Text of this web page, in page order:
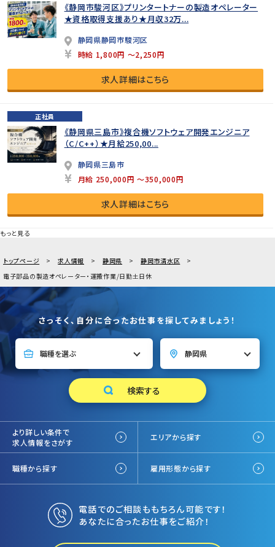
《静岡市駿河区》プリンタートナーの製造オペレーター
★資格取得支援あり★月収32万...
静岡県静岡市駿河区
時給 1,800円 ～2,250円
求人詳細はこちら
正社員
《静岡県三島市》複合機ソフトウェア開発エンジニア
（C/C++）★月給250,00...
静岡県三島市
月給 250,000円 ～350,000円
求人詳細はこちら
もっと見る
トップページ 求人情報 静岡県
静岡市清水区
電子部品の製造オペレーター・運搬作業/日勤土日休
さっそく、自分に合ったお仕事を探してみましょう！
より詳しい条件で
求人情報をさがす
エリアから探す
職種から探す 雇用形態から探す
電話でのご相談ももちろん可能です！
あなたに合ったお仕事をご紹介！